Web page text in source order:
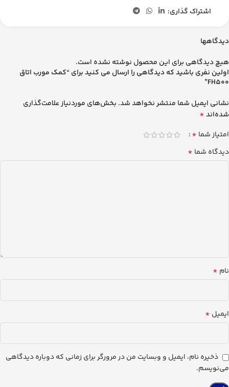
اشتراک گذاری:
دیدگاهها
هیچ دیدگاهی برای این محصول نوشته نشده است.
اولین نفری باشید که دیدگاهی را ارسال می کنید برای “کمک مورب اتاق
FH500”
نشانی ایمیل شما منتشر نخواهد شد. بخش‌های موردنیاز علامت‌گذاری
شده‌اند*
امتیاز شما *
دیدگاه شما *
نام *
ایمیل *
ذخیره نام، ایمیل و وبسایت من در مرورگر برای زمانی که دوباره دیدگاهی
می‌نویسم.